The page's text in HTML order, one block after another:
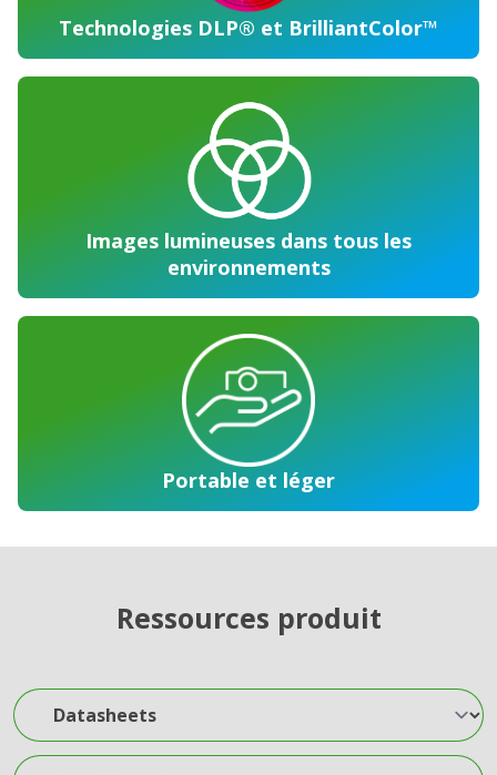
Technologies DLP® et BrilliantColor™
Images lumineuses dans tous les
environnements
Portable et léger
Ressources produit
Datasheets
User Manuals